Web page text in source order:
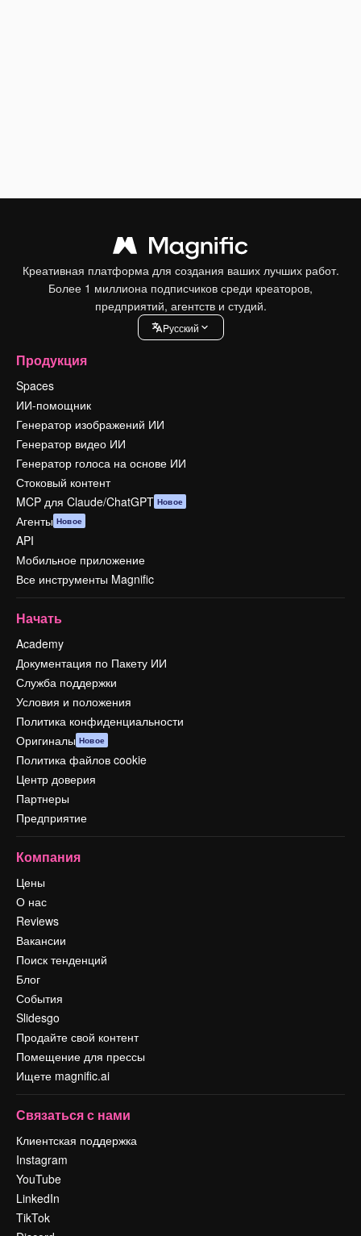
Креативная платформа для создания ваших лучших работ.
Более 1 миллиона подписчиков среди креаторов,
предприятий, агентств и студий.
Pусский
Продукция
Spaces
ИИ-помощник
Генератор изображений ИИ
Генератор видео ИИ
Генератор голоса на основе ИИ
Стоковый контент
MCP для Claude/ChatGPT Новое
Агенты Новое
API
Мобильное приложение
Все инструменты Magnific
Начать
Academy
Документация по Пакету ИИ
Служба поддержки
Условия и положения
Политика конфиденциальности
Оригиналы Новое
Политика файлов cookie
Центр доверия
Партнеры
Предприятие
Компания
Цены
О нас
Reviews
Вакансии
Поиск тенденций
Блог
События
Slidesgo
Продайте свой контент
Помещение для прессы
Ищете magnific.ai
Связаться с нами
Клиентская поддержка
Instagram
YouTube
LinkedIn
TikTok